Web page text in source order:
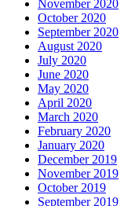
November 2020
October 2020
September 2020
August 2020
July 2020
June 2020
May 2020
April 2020
March 2020
February 2020
January 2020
December 2019
November 2019
October 2019
September 2019